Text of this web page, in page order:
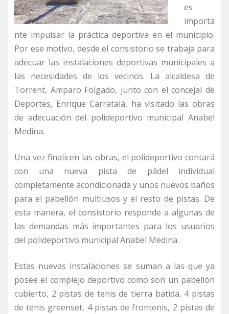
es
importa
nte impulsar la práctica deportiva en el municipio.
Por ese motivo, desde el consistorio se trabaja para
adecuar las instalaciones deportivas municipales a
las necesidades de los vecinos. La alcaldesa de
Torrent, Amparo Folgado, junto con el concejal de
Deportes, Enrique Carratalá, ha visitado las obras
de adecuación del polideportivo municipal Anabel
Medina.
Una vez finalicen las obras, el polideportivo contará
con una nueva pista de pádel individual
completamente acondicionada y unos nuevos baños
para el pabellón multiusos y el resto de pistas. De
esta manera, el consistorio responde a algunas de
las demandas más importantes para los usuarios
del polideportivo municipal Anabel Medina.
Estas nuevas instalaciones se suman a las que ya
posee el complejo deportivo como son un pabellón
cubierto, 2 pistas de tenis de tierra batida, 4 pistas
de tenis greenset, 4 pistas de frontenis, 2 pistas de